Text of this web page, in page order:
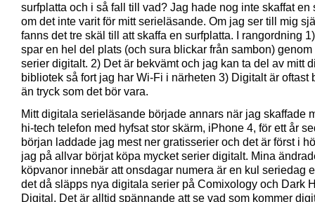
surfplatta och i så fall till vad? Jag hade nog inte skaffat en
om det inte varit för mitt serieläsande. Om jag ser till mig
fanns det tre skäl till att skaffa en surfplatta. I rangordning
spar en hel del plats (och sura blickar från sambon) genom
serier digitalt. 2) Det är bekvämt och jag kan ta del av mitt
bibliotek så fort jag har Wi-Fi i närheten 3) Digitalt är oftast
än tryck som det bör vara.
Mitt digitala serieläsande började annars när jag skaffade
hi-tech telefon med hyfsat stor skärm, iPhone 4, för ett år
början laddade jag mest ner gratisserier och det är först i
jag på allvar börjat köpa mycket serier digitalt. Mina
köpvanor innebär att onsdagar numera är en kul seriedag
det då släpps nya digitala serier på Comixology och Dark
Digital. Det är alltid spännande att se vad som kommer